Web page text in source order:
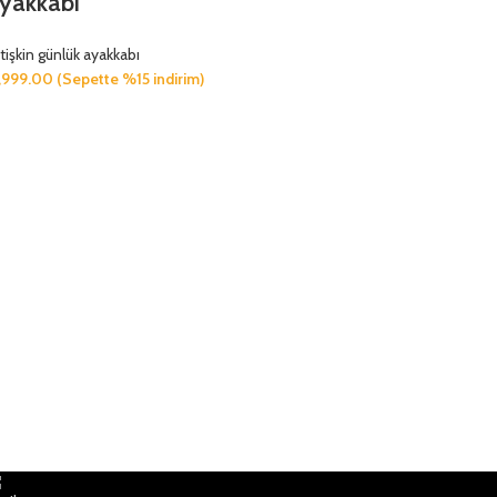
günlük ayakkabı
(Sepette %15 indirim)